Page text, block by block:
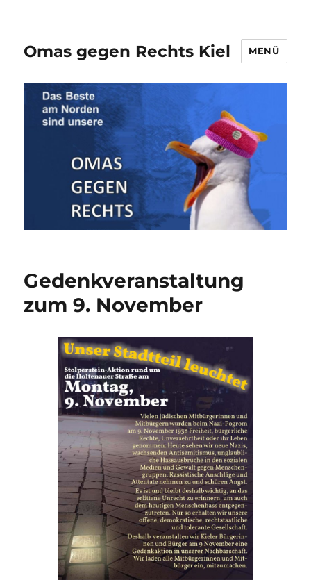
Omas gegen Rechts Kiel MENÜ
Gedenkveranstaltung
zum 9. November